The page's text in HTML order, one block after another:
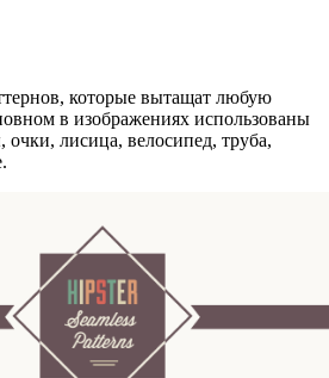
которые вытащат любую
в изображениях использованы
очки, лисица, велосипед, труба,